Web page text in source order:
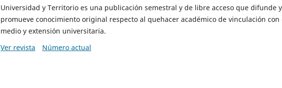
Universidad y Territorio es una publicación semestral y de libre acceso que difunde y
promueve conocimiento original respecto al quehacer académico de vinculación con
medio y extensión universitaria.
Ver revista
Número actual